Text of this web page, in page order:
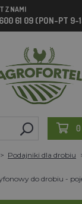
Z NAMI
61 09 (PON-PT 9-
0
Podajniki dla drobiu
do drobiu -